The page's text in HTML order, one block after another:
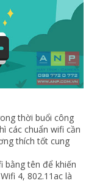
thời buổi công
các chuẩn wifi cần
thích tốt cung
bằng tên để khiến
4, 802.11ac là